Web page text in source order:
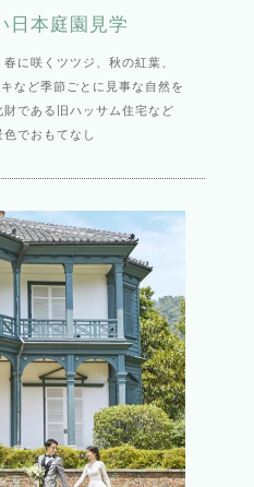
日本庭園見学
に咲くツツジ、秋の紅葉、
など季節ごとに見事な自然を
である旧ハッサム住宅など
でおもてなし